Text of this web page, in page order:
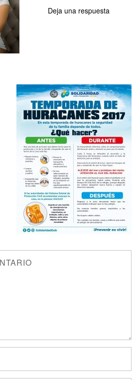
Deja una respuesta